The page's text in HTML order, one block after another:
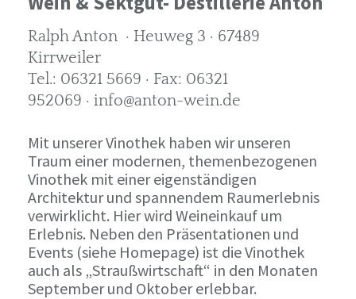
Ralph Anton · Heuweg 3 · 67489
Kirrweiler
Tel.: 06321 5669 · Fax: 06321
952069 · info@anton-wein.de
Mit unserer Vinothek haben wir unseren
Traum einer modernen, themenbezogenen
Vinothek mit einer eigenständigen
Architektur und spannendem Raumerlebnis
verwirklicht. Hier wird Weineinkauf um
Erlebnis. Neben den Präsentationen und
Events (siehe Homepage) ist die Vinothek
auch als „Straußwirtschaft“ in den Monaten
September und Oktober erlebbar.